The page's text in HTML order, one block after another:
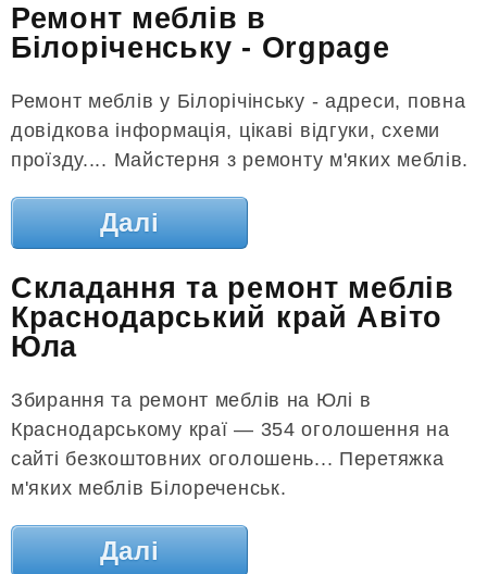
Ремонт меблів в
Білоріченську - Orgpage
Ремонт меблів у Білорічінську - адреси, повна
довідкова інформація, цікаві відгуки, схеми
проїзду.... Майстерня з ремонту м'яких меблів.
Далі
Складання та ремонт меблів
Краснодарський край Авіто
Юла
Збирання та ремонт меблів на Юлі в
Краснодарському краї — 354 оголошення на
сайті безкоштовних оголошень... Перетяжка
м'яких меблів Білореченськ.
Далі